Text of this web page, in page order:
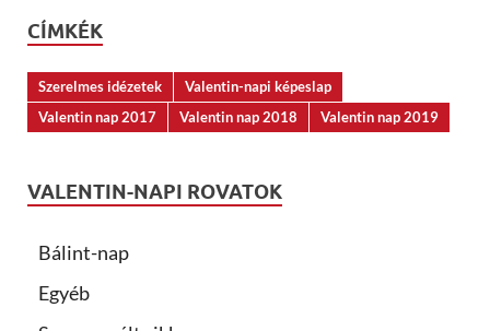
CÍMKÉK
Szerelmes idézetek
Valentin-napi képeslap
Valentin nap 2017
Valentin nap 2018 Valentin nap 2019
VALENTIN-NAPI ROVATOK
Bálint-nap
Egyéb